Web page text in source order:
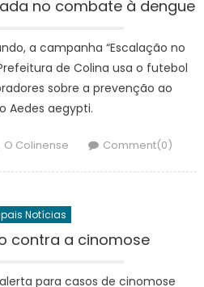
no combate à dengue
a campanha “Escalação no
de Colina usa o futebol
sobre a prevenção ao
Aedes aegypti.
Author
O Colinense Comment(0)
Notícias
contra a cinomose
para casos de cinomose